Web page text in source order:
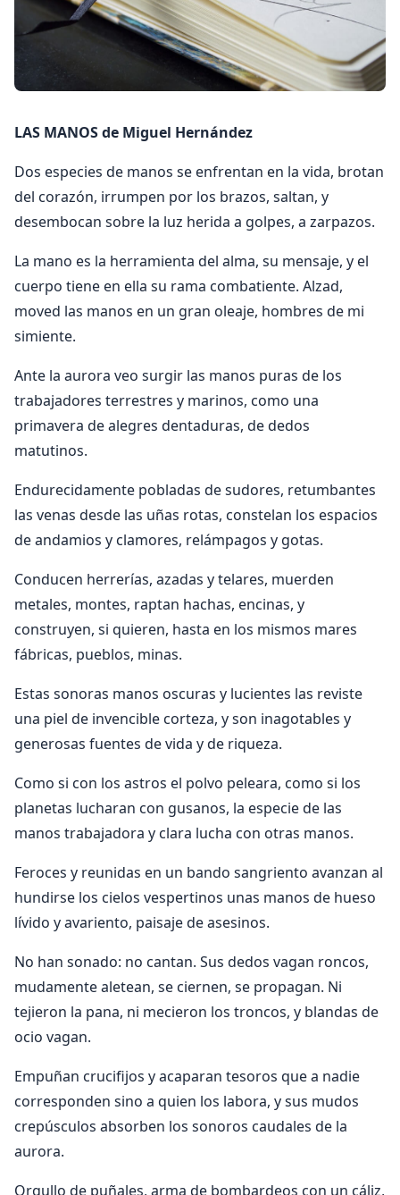
LAS MANOS de Miguel Hernández
Dos especies de manos se enfrentan en la vida, brotan
del corazón, irrumpen por los brazos, saltan, y
desembocan sobre la luz herida a golpes, a zarpazos.
La mano es la herramienta del alma, su mensaje, y el
cuerpo tiene en ella su rama combatiente. Alzad,
moved las manos en un gran oleaje, hombres de mi
simiente.
Ante la aurora veo surgir las manos puras de los
trabajadores terrestres y marinos, como una
primavera de alegres dentaduras, de dedos
matutinos.
Endurecidamente pobladas de sudores, retumbantes
las venas desde las uñas rotas, constelan los espacios
de andamios y clamores, relámpagos y gotas.
Conducen herrerías, azadas y telares, muerden
metales, montes, raptan hachas, encinas, y
construyen, si quieren, hasta en los mismos mares
fábricas, pueblos, minas.
Estas sonoras manos oscuras y lucientes las reviste
una piel de invencible corteza, y son inagotables y
generosas fuentes de vida y de riqueza.
Como si con los astros el polvo peleara, como si los
planetas lucharan con gusanos, la especie de las
manos trabajadora y clara lucha con otras manos.
Feroces y reunidas en un bando sangriento avanzan al
hundirse los cielos vespertinos unas manos de hueso
lívido y avariento, paisaje de asesinos.
No han sonado: no cantan. Sus dedos vagan roncos,
mudamente aletean, se ciernen, se propagan. Ni
tejieron la pana, ni mecieron los troncos, y blandas de
ocio vagan.
Empuñan crucifijos y acaparan tesoros que a nadie
corresponden sino a quien los labora, y sus mudos
crepúsculos absorben los sonoros caudales de la
aurora.
Orgullo de puñales, arma de bombardeos con un cáliz,